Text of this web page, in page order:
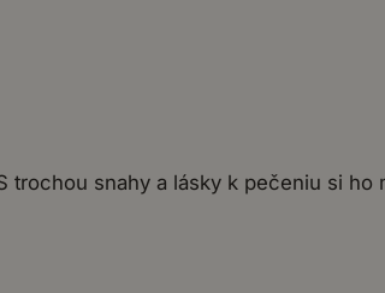
snahy a lásky k pečeniu si ho